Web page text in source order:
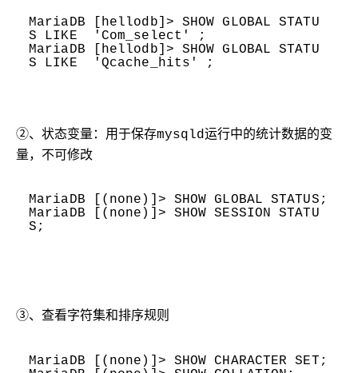
MariaDB [hellodb]> SHOW GLOBAL STATU
S LIKE
'Com_select'
;
MariaDB [hellodb]> SHOW GLOBAL STATU
S LIKE
'Qcache_hits' ;
②、状态变量：用于保存mysqld运行中的统计数据的变
量，不可修改
MariaDB [(none)]> SHOW GLOBAL STATUS;
MariaDB [(none)]> SHOW SESSION STATU
S;
③、查看字符集和排序规则
MariaDB [(none)]> SHOW CHARACTER SET;